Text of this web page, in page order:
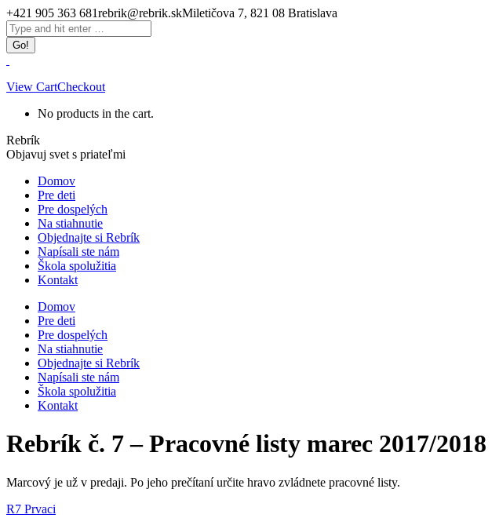
Skip
to
content
+421 905 363 681rebrik@rebrik.skMiletičova 7, 821 08 Bratislava
Facebook
page
opens
in
new
window
Search:
View CartCheckout
No products in the cart.
Rebrík
Objavuj svet s priateľmi
Domov
Pre deti
Pre dospelých
Na stiahnutie
Objednajte si Rebrík
Napísali ste nám
Škola spolužitia
Kontakt
Domov
Pre deti
Pre dospelých
Na stiahnutie
Objednajte si Rebrík
Napísali ste nám
Škola spolužitia
Kontakt
Rebrík č. 7 – Pracovné listy marec 2017/2018
Marcový je už v predaji. Po jeho prečítaní určite hravo zvládnete pracovné listy.
R7 Prvaci